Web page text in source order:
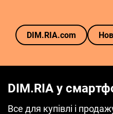
DIM.RIA.com
DIM.RIA у
Все для купівлі і